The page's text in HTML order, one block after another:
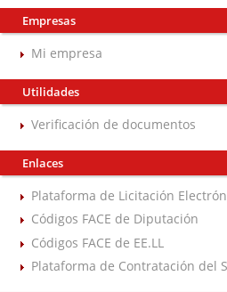
Empresas
Mi empresa
Utilidades
Verificación de documentos
Enlaces
Plataforma de Licitación
Códigos FACE de Diputación
Códigos FACE de EE.LL
Plataforma de Contratación del